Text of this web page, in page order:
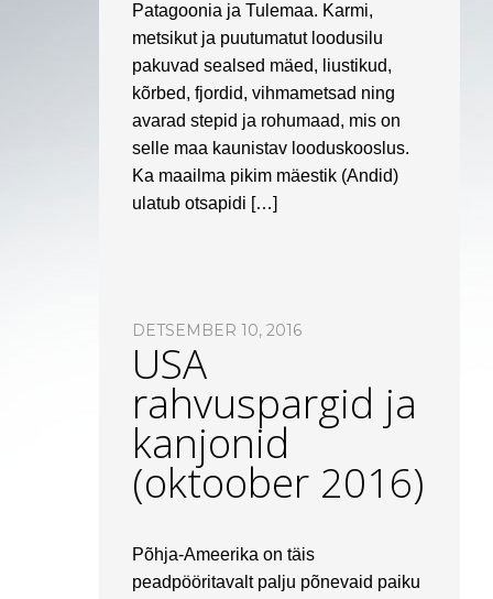
Patagoonia ja Tulemaa. Karmi,
metsikut ja puutumatut loodusilu
pakuvad sealsed mäed, liustikud,
kõrbed, fjordid, vihmametsad ning
avarad stepid ja rohumaad, mis on
selle maa kaunistav looduskooslus.
Ka maailma pikim mäestik (Andid)
ulatub otsapidi […]
DETSEMBER 10, 2016
USA
rahvuspargid ja
kanjonid
(oktoober 2016)
Põhja-Ameerika on täis
peadpööritavalt palju põnevaid paiku